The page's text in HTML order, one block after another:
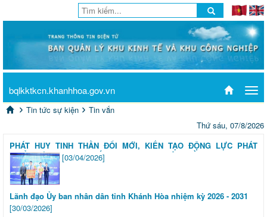
bqlkktkcn.khanhhoa.gov.vn
Tin tức sự kiện
Tin vắn
Thứ sáu, 07/8/2026
PHÁT HUY TINH THẦN ĐỔI MỚI, KIẾN TẠO ĐỘNG LỰC PHÁT
TRIỂN CÁC KHU KINH TẾ, KHU CÔNG NGHIỆP MIỀN TRUNG
[03/04/2026]
Lãnh đạo Ủy ban nhân dân tỉnh Khánh Hòa nhiệm kỳ 2026 - 2031
[30/03/2026]